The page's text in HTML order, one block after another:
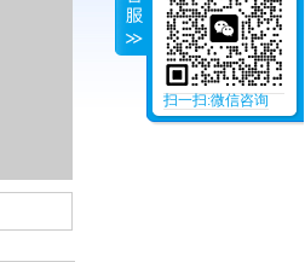
扫一扫:微信咨询